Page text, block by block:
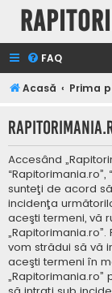
FAQ
Acasă Prima
Accesând
sunteţi de acord
incidenţa
aceşti termeni, vă
vom strădui să vă
aceşti termeni în